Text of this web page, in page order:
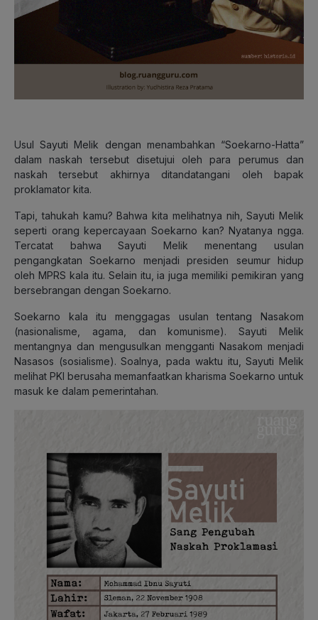
Usul Sayuti Melik dengan menambahkan “Soekarno-Hatta”
dalam naskah tersebut disetujui oleh para perumus dan
naskah tersebut akhirnya ditandatangani oleh bapak
proklamator kita.
Tapi, tahukah kamu? Bahwa kita melihatnya nih, Sayuti Melik
seperti orang kepercayaan Soekarno kan? Nyatanya ngga.
Tercatat bahwa Sayuti Melik menentang usulan
pengangkatan Soekarno menjadi presiden seumur hidup
oleh MPRS kala itu. Selain itu, ia juga memiliki pemikiran yang
bersebrangan dengan Soekarno.
Soekarno kala itu menggagas usulan tentang Nasakom
(nasionalisme, agama, dan komunisme). Sayuti Melik
mentangnya dan mengusulkan mengganti Nasakom menjadi
Nasasos (sosialisme). Soalnya, pada waktu itu, Sayuti Melik
melihat PKI berusaha memanfaatkan kharisma Soekarno untuk
masuk ke dalam pemerintahan.